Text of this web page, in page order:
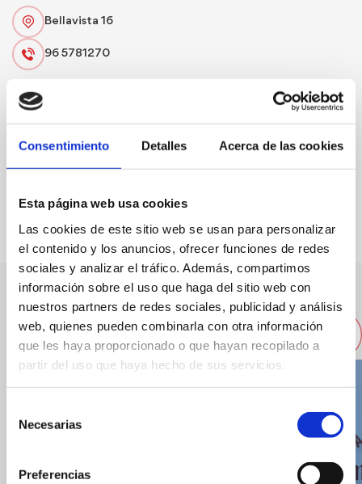
Consentimiento Detalles Acerca de las cookies
Esta página web usa cookies
Las cookies de este sitio web se usan para personalizar
el contenido y los anuncios, ofrecer funciones de redes
sociales y analizar el tráfico. Además, compartimos
información sobre el uso que haga del sitio web con
nuestros partners de redes sociales, publicidad y análisis
web, quienes pueden combinarla con otra información
que les haya proporcionado o que hayan recopilado a
partir del uso que haya hecho de sus servicios.
Necesarias
Preferencias
Bellavista 16
96 5781270
Specialty:
Capacity:70
Other nearby restaurants